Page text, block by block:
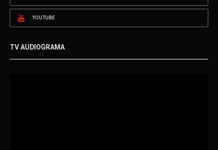
YOUTUBE
TV AUDIOGRAMA